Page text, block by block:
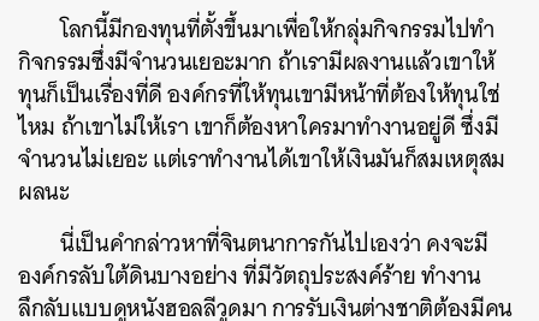
โลกนี้มีกองทุนที่ตั้งขึ้นมาเพื่อให้กลุ่มกิจกรรมไปทำ
กิจกรรมซึ่งมีจำนวนเยอะมาก ถ้าเรามีผลงานแล้วเขาให้
ทุนก็เป็นเรื่องที่ดี องค์กรที่ให้ทุนเขามีหน้าที่ต้องให้ทุนใช่
ไหม ถ้าเขาไม่ให้เรา เขาก็ต้องหาใครมาทำงานอยู่ดี ซึ่งมี
จำนวนไม่เยอะ แต่เราทำงานได้เขาให้เงินมันก็สมเหตุสม
ผลนะ
นี่เป็นคำกล่าวหาที่จินตนาการกันไปเองว่า คงจะมี
องค์กรลับใต้ดินบางอย่าง ที่มีวัตถุประสงค์ร้าย ทำงาน
ลึกลับแบบดูหนังฮอลลีวูดมา การรับเงินต่างชาติต้องมีคน